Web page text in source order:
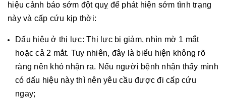
hiệu cảnh báo sớm đột quỵ để phát hiện sớm tình trạng
này và cấp cứu kịp thời:
Dấu hiệu ở thị lực: Thị lực bị giảm, nhìn mờ 1 mắt
hoặc cả 2 mắt. Tuy nhiên, đây là biểu hiện không rõ
ràng nên khó nhận ra. Nếu người bệnh nhận thấy mình
có dấu hiệu này thì nên yêu cầu được đi cấp cứu
ngay;